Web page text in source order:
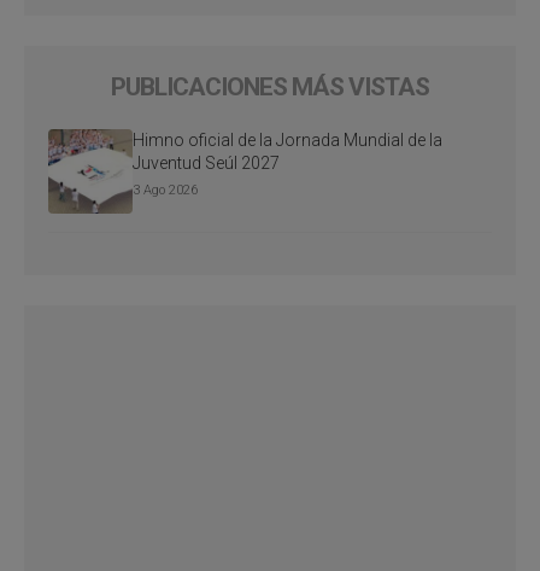
PUBLICACIONES MÁS VISTAS
Himno oficial de la Jornada Mundial de la
Juventud Seúl 2027
3 Ago 2026